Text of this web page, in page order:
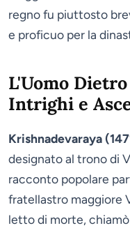
regno fu piuttosto
e proficuo per la
L'Uomo
Intrighi e
Krishnadevaraya
designato al trono di
racconto popolare
fratellastro maggiore
letto di morte,